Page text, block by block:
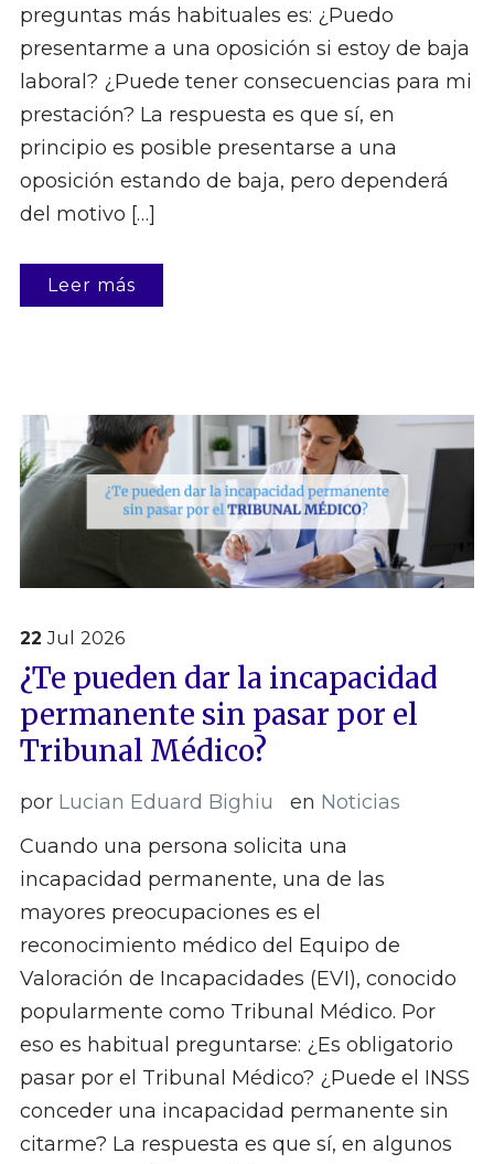
preguntas más habituales es: ¿Puedo
presentarme a una oposición si estoy de baja
laboral? ¿Puede tener consecuencias para mi
prestación? La respuesta es que sí, en
principio es posible presentarse a una
oposición estando de baja, pero dependerá
del motivo […]
Leer más
22 Jul 2026
¿Te pueden dar la incapacidad
permanente sin pasar por el
Tribunal Médico?
por Lucian Eduard Bighiu en Noticias
Cuando una persona solicita una
incapacidad permanente, una de las
mayores preocupaciones es el
reconocimiento médico del Equipo de
Valoración de Incapacidades (EVI), conocido
popularmente como Tribunal Médico. Por
eso es habitual preguntarse: ¿Es obligatorio
pasar por el Tribunal Médico? ¿Puede el INSS
conceder una incapacidad permanente sin
citarme? La respuesta es que sí, en algunos